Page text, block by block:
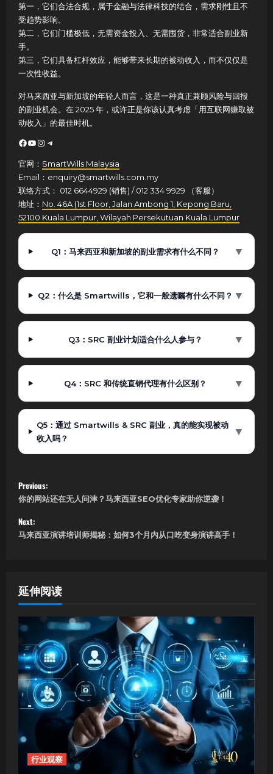
第一，它们合法合规，属于金融与法律科技的结合，需求刚性且不
受趋势影响。
第二，它们门槛极低，无需资金投入、无需囤货，非常适合副业新
手。
第三，它们具备杠杆效应，能够带来长期的被动收入，而不仅仅是
一次性收益。
对马来西亚与新加坡的年轻人而言，这是一种真正兼顾风险与回报
的副业机会。在 2025 年，或许正是你该认真考虑「用互联网赚取被
动收入」的最佳时机。
Facebook
YouTube
Instagram
Telegram
官网： SmartWills Malaysia
Email：enquiry@smartwills.com.my
联络方式： 012 6644929 (销售) / 012 334 9929 （客服）
地址： No. 46A (1st Floor, Jalan Ambong 1, Kepong Baru,
52100 Kuala Lumpur, Wilayah Persekutuan Kuala Lumpur
Q1：马来西亚和新加坡的副业需求有什么不同？ ▼
Q2：什么是 Smartwills，它和一般遗嘱有什么不同？ ▼
Q3：SRC 副业计划适合什么人参与？ ▼
Q4：SRC 和传统直销代理有什么区别？ ▼
Q5：通过 Smartwills & SRC 副业，真的能实现被动
收入吗？
▼
P
o
s
n
a
v
i
g
a
t
Previous:
你的网站还在无人问津？马来西亚SEO优化专家助你逆袭！
Next:
马来西亚演讲培训师揭秘：如何3个月内从口吃变身演讲高手！
延伸阅读
行业观察